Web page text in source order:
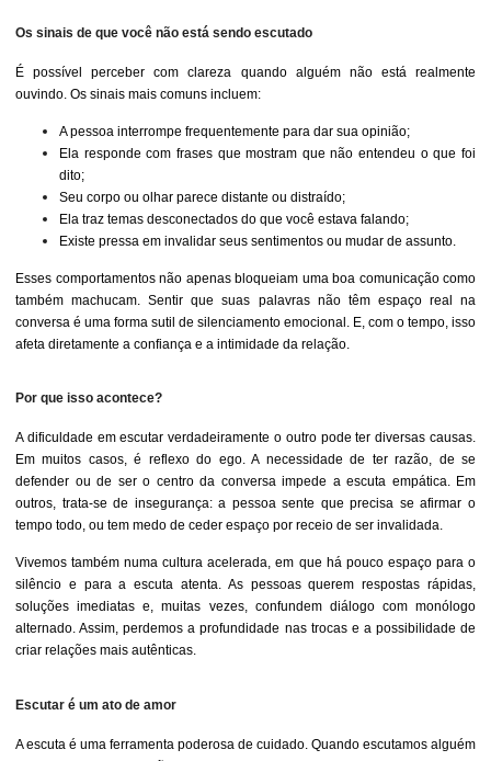
Os sinais de que você não está sendo escutado
É possível perceber com clareza quando alguém não está realmente
ouvindo. Os sinais mais comuns incluem:
A pessoa interrompe frequentemente para dar sua opinião;
Ela responde com frases que mostram que não entendeu o que foi
dito;
Seu corpo ou olhar parece distante ou distraído;
Ela traz temas desconectados do que você estava falando;
Existe pressa em invalidar seus sentimentos ou mudar de assunto.
Esses comportamentos não apenas bloqueiam uma boa comunicação como
também machucam. Sentir que suas palavras não têm espaço real na
conversa é uma forma sutil de silenciamento emocional. E, com o tempo, isso
afeta diretamente a confiança e a intimidade da relação.
Por que isso acontece?
A dificuldade em escutar verdadeiramente o outro pode ter diversas causas.
Em muitos casos, é reflexo do ego. A necessidade de ter razão, de se
defender ou de ser o centro da conversa impede a escuta empática. Em
outros, trata-se de insegurança: a pessoa sente que precisa se afirmar o
tempo todo, ou tem medo de ceder espaço por receio de ser invalidada.
Vivemos também numa cultura acelerada, em que há pouco espaço para o
silêncio e para a escuta atenta. As pessoas querem respostas rápidas,
soluções imediatas e, muitas vezes, confundem diálogo com monólogo
alternado. Assim, perdemos a profundidade nas trocas e a possibilidade de
criar relações mais autênticas.
Escutar é um ato de amor
A escuta é uma ferramenta poderosa de cuidado. Quando escutamos alguém